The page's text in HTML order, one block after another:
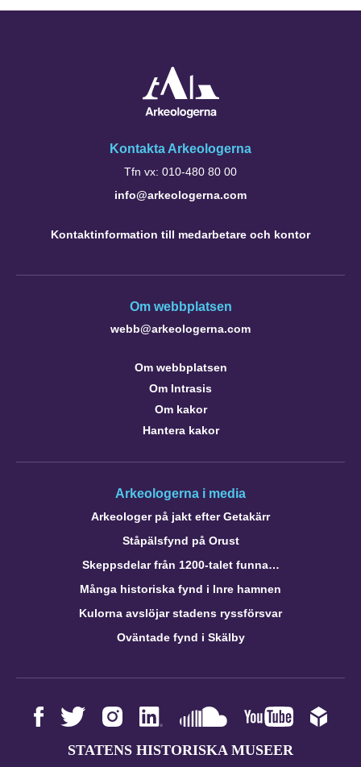
Kontakta Arkeologerna
Tfn vx: 010-480 80 00
info@arkeologerna.com
Kontaktinformation till medarbetare och kontor
Om webbplatsen
webb@arkeologerna.com
Om webbplatsen
Om Intrasis
Om kakor
Hantera kakor
Arkeologerna i media
Arkeologer på jakt efter Getakärr
Ståpälsfynd på Orust
Skeppsdelar från 1200-talet funna…
Många historiska fynd i Inre hamnen
Kulorna avslöjar stadens ryssförsvar
Oväntade fynd i Skälby
STATENS HISTORISKA MUSEER